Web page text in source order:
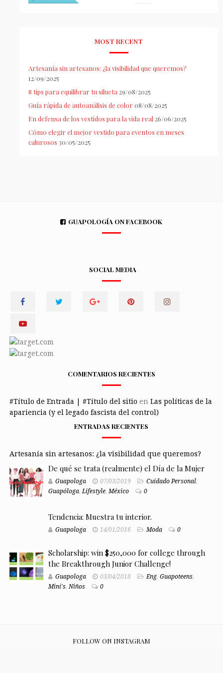
MOST RECENT
Artesanía sin artesanos: ¿la visibilidad que queremos?
12/09/2025
8 tips para equilibrar tu silueta 29/08/2025
Guía rápida de autoanálisis de color 08/08/2025
En defensa de los vestidos para la vida real 26/06/2025
Cómo elegir el mejor vestido para eventos en meses
calurosos 30/05/2025
GUAPOLOGÍA ON FACEBOOK
SOCIAL MEDIA
COMENTARIOS RECIENTES
#Título de Entrada | #Título del sitio en Las políticas de la
apariencia (y el legado fascista del control)
ENTRADAS RECIENTES
Artesanía sin artesanos: ¿la visibilidad que queremos?
De qué se trata (realmente) el Día de la Mujer
Guapologa 07/03/2019 Cuidado Personal,
Guapóloga,Lifestyle,México 0
Tendencia: Muestra tu interior.
Guapologa 14/01/2016 Moda 0
Scholarship: win $250,000 for college through
the Breakthrough Junior Challenge!
Guapologa 03/04/2018 Eng, Guapoteens,
Mini's,Niños 0
FOLLOW ON INSTAGRAM